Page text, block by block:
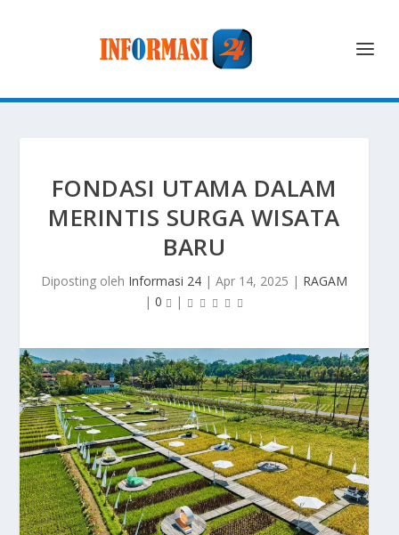
FONDASI UTAMA DALAM
MERINTIS SURGA WISATA
BARU
Diposting oleh Informasi 24 | Apr 14, 2025 | RAGAM
| 0 |